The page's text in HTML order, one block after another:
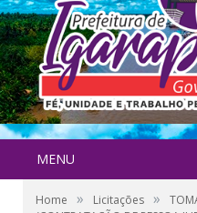
MENU
Home » Licitações »